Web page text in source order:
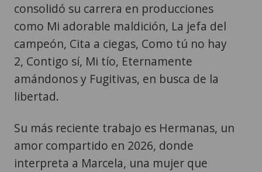
consolidó su carrera en producciones
como Mi adorable maldición, La jefa del
campeón, Cita a ciegas, Como tú no hay
2, Contigo sí, Mi tío, Eternamente
amándonos y Fugitivas, en busca de la
libertad.
Su más reciente trabajo es Hermanas, un
amor compartido en 2026, donde
interpreta a Marcela, una mujer que